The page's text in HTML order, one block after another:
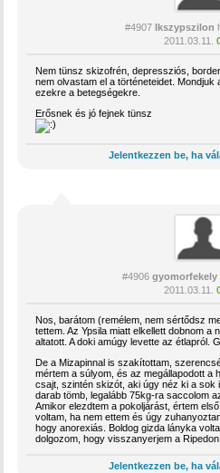
#4907 Ikszypszilon
2011.03.11.
Nem tünsz skizofrén, depressziós,
nem olvastam el a történeteidet.
ezekre a betegségekre.
Erősnek és jó fejnek tünsz
Jelentkezzen be, ha
#4906 gyomorfekely
2011.03.11.
Nos, barátom (remélem, nem sértődsz
tettem. Az Ypsila miatt elkellett dobnom a
altatott. A doki amúgy levette az étlapról.
De a Mizapinnal is szakítottam,
mértem a súlyom, és az megállapodott a
csajt, szintén skizót, aki úgy néz ki a
darab tömb, legalább 75kg-ra saccolom
Amikor elezdtem a pokoljárást, értem
voltam, ha nem ettem és úgy
hogy anorexiás. Boldog gizda lányka
dolgozom, hogy visszanyerjem a
Jelentkezzen be, ha